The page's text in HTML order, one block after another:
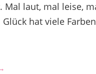
Mal laut, mal leise,
hat viele